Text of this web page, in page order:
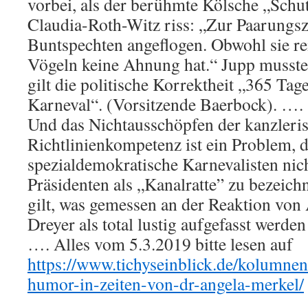
Claudia-Roth-Witz riss: „Zur
Buntspechten angeflogen. Obwohl sie
Vögeln keine Ahnung hat.“ Jupp
gilt die politische Korrektheit „365
Karneval“. (Vorsitzende Baerbock). ….
Und das Nichtausschöpfen der
Richtlinienkompetenz ist ein Problem,
spezialdemokratische Karnevalisten
Präsidenten als „Kanalratte” zu
gilt, was gemessen an der Reaktion
Dreyer als total lustig aufgefasst
…. Alles vom 5.3.2019 bitte lesen auf
https://www.tichyseinblick.de/
humor-in-zeiten-von-dr-angela-merkel/